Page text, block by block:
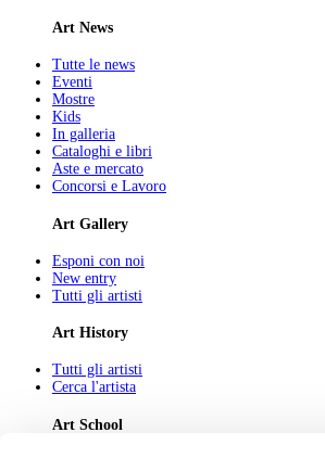
Art News
Tutte le news
Eventi
Mostre
Kids
In galleria
Cataloghi e libri
Aste e mercato
Concorsi e Lavoro
Art Gallery
Esponi con noi
New entry
Tutti gli artisti
Art History
Tutti gli artisti
Cerca l'artista
Art School